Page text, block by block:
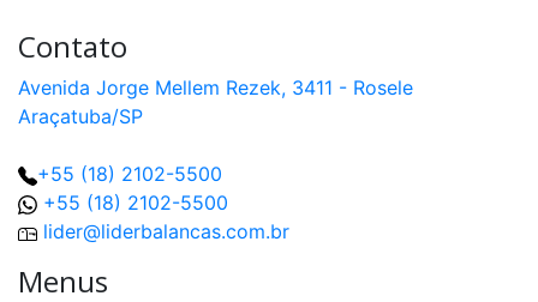
Contato
Avenida Jorge Mellem Rezek, 3411 - Rosele
Araçatuba/SP
+55 (18) 2102-5500
+55 (18) 2102-5500
lider@liderbalancas.com.br
Menus